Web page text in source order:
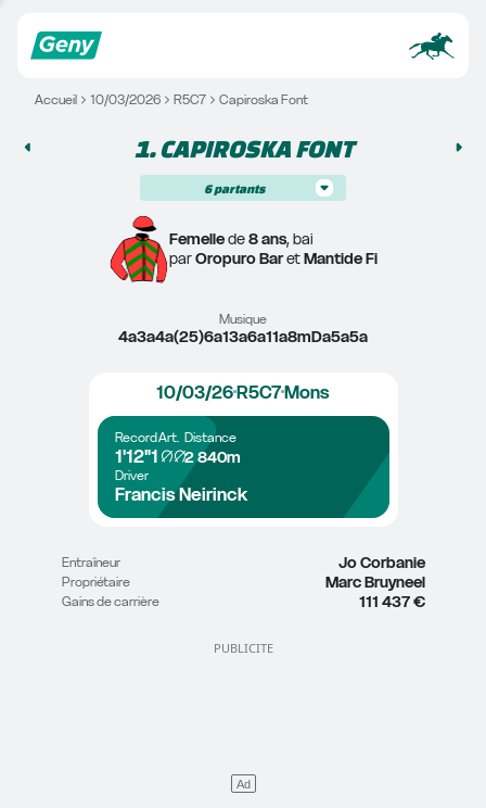
Accueil 10/03/2026 R5C7 Capiroska Font
1. CAPIROSKA FONT
6 partants
Femelle de 8 ans, bai
par Oropuro Bar et Mantide Fi
Musique
4a3a4a(25)6a13a6a11a8mDa5a5a
10/03/26R5C7Mons
Record
1'12"1
Art. Distance
2 840m
Driver
Francis Neirinck
Entraîneur Jo Corbanie
Propriétaire Marc Bruyneel
Gains de carrière 111 437 €